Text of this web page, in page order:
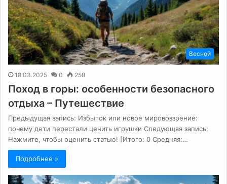
Весной
18.03.2025 0 258
Поход в горы: особенности безопасного
отдыха – Путешествие
Предыдущая запись: Избыток или новое мировоззрение:
почему дети перестали ценить игрушки Следующая запись:
Нажмите, чтобы оценить статью! [Итого: 0 Средняя:…
Подробнее »